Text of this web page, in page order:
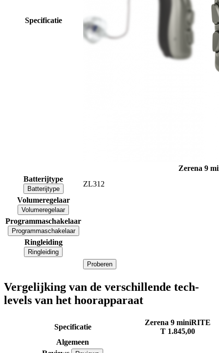
Specificatie
Zerena 9
Batterijtype
Batterijtype
ZL312
Volumeregelaar
Volumeregelaar
Programmaschakelaar
Programmaschakelaar
Ringleiding
Ringleiding
Proberen
Vergelijking van de verschillende tech-
levels van het hoorapparaat
Specificatie
Zerena 9 miniRITE
T 1.845,00
Algemeen